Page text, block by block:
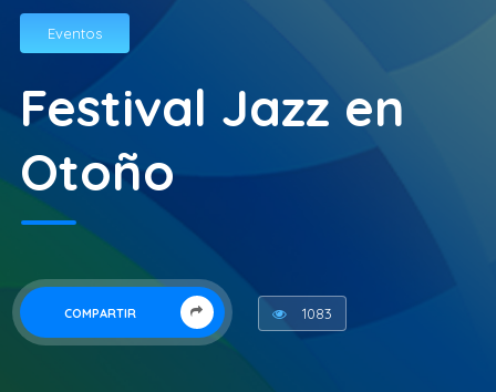
Eventos
Festival Jazz en
Otoño
COMPARTIR 1083